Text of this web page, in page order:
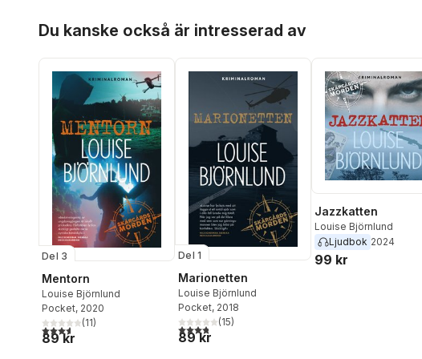
Du kanske också är intresserad av
Del 3
Mentorn
Louise Björnlund
Pocket, 2020
3,6utav 5 stjärnor. Totalt antal röster:
(11)
89 kr
Del 1
Marionetten
Louise Björnlund
Pocket, 2018
3,8utav 5 stjärnor. Totalt antal röster:
(15)
89 kr
Jazzkatten
Louise Björnlund
Ljudbok 2024
99 kr